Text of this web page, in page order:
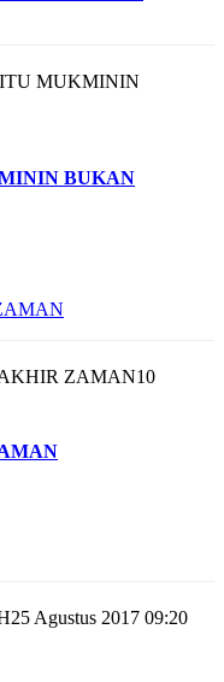
BUKAN
10
25 Agustus 2017 09:20